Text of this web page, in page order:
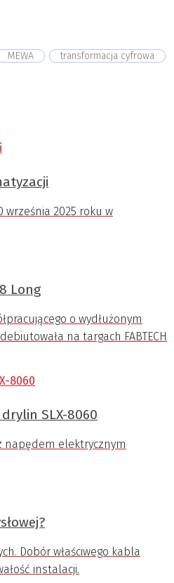
MEWA
transformacja cyfrowa
września 2025 roku w
Long
o wydłużonym
na targach FABTECH
SLX-8060
napędem elektrycznym
Dobór właściwego kabla
instalacji.